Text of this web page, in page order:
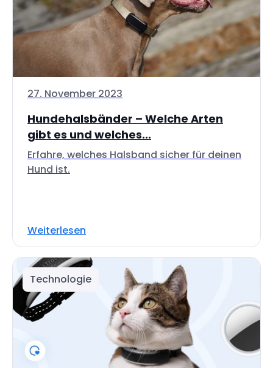
27. November 2023
Hundehalsbänder – Welche Arten
gibt es und welches...
Erfahre, welches Halsband sicher für deinen
Hund ist.
Weiterlesen
Technologie